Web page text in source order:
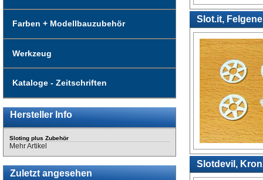
Farben + Modellbauzubehör
Werkzeug
Kataloge - Zeitschriften
Hersteller Info
Sloting plus Zubehör
Mehr Artikel
Zuletzt angesehen
Slot.it,
Slotdevil,